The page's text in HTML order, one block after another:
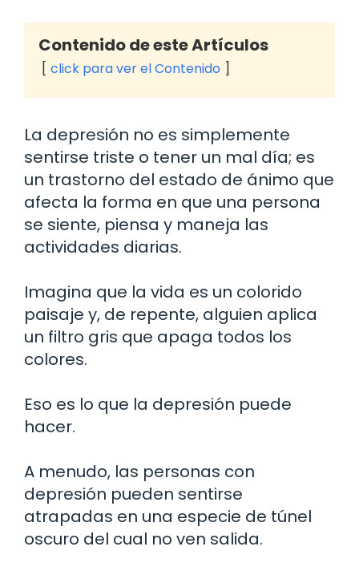
Contenido de este Artículos
click para ver el Contenido
La depresión no es simplemente
sentirse triste o tener un mal día; es
un trastorno del estado de ánimo que
afecta la forma en que una persona
se siente, piensa y maneja las
actividades diarias.
Imagina que la vida es un colorido
paisaje y, de repente, alguien aplica
un filtro gris que apaga todos los
colores.
Eso es lo que la depresión puede
hacer.
A menudo, las personas con
depresión pueden sentirse
atrapadas en una especie de túnel
oscuro del cual no ven salida.